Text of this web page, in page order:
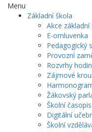
Menu
Základní škola
Akce základní
E-omluvenka
Pedagogický
Provozní
Rozvrhy hodin
Zájmové
Žákovský
Školní časopis
Digitální
Školní